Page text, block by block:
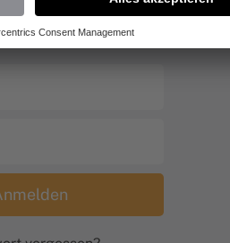
und das Passwort ein, um dich
anzumelden.